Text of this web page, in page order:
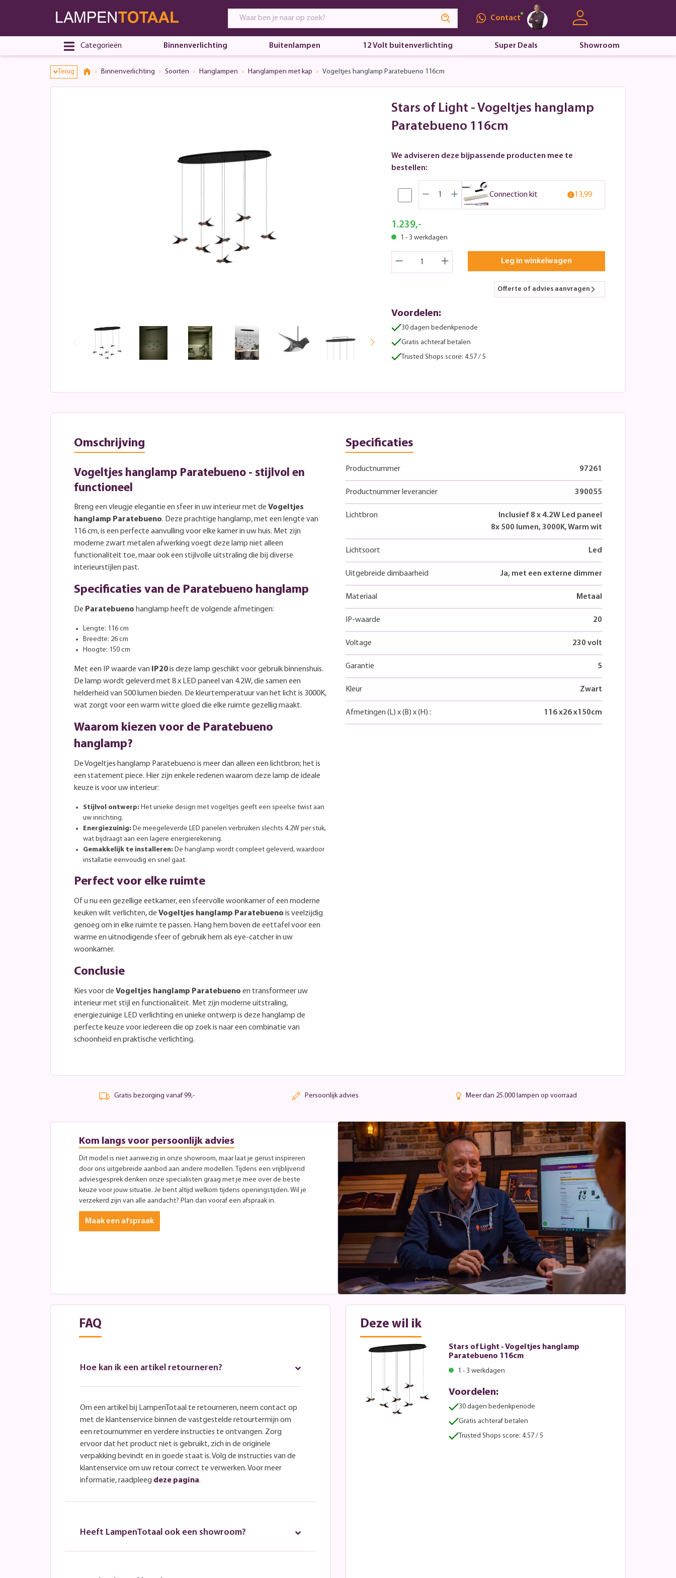
Contact
Categorieën Binnenverlichting Buitenlampen 12 Volt buitenverlichting Super Deals Showroom
Terug Binnenverlichting Soorten Hanglampen Hanglampen met kap Vogeltjes hanglamp Paratebueno 116cm
Stars of Light - Vogeltjes hanglamp
Paratebueno 116cm
We adviseren deze bijpassende producten mee te
bestellen:
Connection kit 13,99
1.239,-
1 - 3 werkdagen
Leg in winkelwagen
Offerte of advies aanvragen
Voordelen:
30 dagen bedenkperiode
Gratis achteraf betalen
Trusted Shops score: 4.57 / 5
Omschrijving
Vogeltjes hanglamp Paratebueno - stijlvol en
functioneel
Breng een vleugje elegantie en sfeer in uw interieur met de Vogeltjes
hanglamp Paratebueno. Deze prachtige hanglamp, met een lengte van
116 cm, is een perfecte aanvulling voor elke kamer in uw huis. Met zijn
moderne zwart metalen afwerking voegt deze lamp niet alleen
functionaliteit toe, maar ook een stijlvolle uitstraling die bij diverse
interieurstijlen past.
Specificaties van de Paratebueno hanglamp
De Paratebueno hanglamp heeft de volgende afmetingen:
Lengte: 116 cm
Breedte: 26 cm
Hoogte: 150 cm
Met een IP waarde van IP20is deze lamp geschikt voor gebruik binnenshuis.
De lamp wordt geleverd met 8 x LED paneel van 4.2W, die samen een
helderheid van 500 lumen bieden. De kleurtemperatuur van het licht is 3000K,
wat zorgt voor een warm witte gloed die elke ruimte gezellig maakt.
Waarom kiezen voor de Paratebueno
hanglamp?
De Vogeltjes hanglamp Paratebueno is meer dan alleen een lichtbron; het is
een statement piece. Hier zijn enkele redenen waarom deze lamp de ideale
keuze is voor uw interieur:
Stijlvol ontwerp: Het unieke design met vogeltjes geeft een speelse twist aan
uw inrichting.
Energiezuinig: De meegeleverde LED panelen verbruiken slechts 4.2W per stuk,
wat bijdraagt aan een lagere energierekening.
Gemakkelijk te installeren: De hanglamp wordt compleet geleverd, waardoor
installatie eenvoudig en snel gaat.
Perfect voor elke ruimte
Of u nu een gezellige eetkamer, een sfeervolle woonkamer of een moderne
keuken wilt verlichten, de Vogeltjes hanglamp Paratebueno is veelzijdig
genoeg om in elke ruimte te passen. Hang hem boven de eettafel voor een
warme en uitnodigende sfeer of gebruik hem als eye-catcher in uw
woonkamer.
Conclusie
Kies voor de Vogeltjes hanglamp Paratebueno en transformeer uw
interieur met stijl en functionaliteit. Met zijn moderne uitstraling,
energiezuinige LED verlichting en unieke ontwerp is deze hanglamp de
perfecte keuze voor iedereen die op zoek is naar een combinatie van
schoonheid en praktische verlichting.
Specificaties
Productnummer 97261
Productnummer leverancier 390055
Lichtbron
Inclusief 8 x 4.2W Led paneel
8x 500 lumen, 3000K, Warm wit
Lichtsoort Led
Uitgebreide dimbaarheid Ja, met een externe dimmer
Materiaal Metaal
IP-waarde 20
Voltage 230 volt
Garantie 5
Kleur Zwart
Afmetingen (L) x(B) x(H) : 116x26x150cm
Gratis bezorging vanaf 99,- Persoonlijk advies Meer dan 25.000 lampen op voorraad
Kom langs voor persoonlijk advies
Dit model is niet aanwezig in onze showroom, maar laat je gerust inspireren
door ons uitgebreide aanbod aan andere modellen. Tijdens een vrijblijvend
adviesgesprek denken onze specialisten graag met je mee over de beste
keuze voor jouw situatie. Je bent altijd welkom tijdens openingstijden. Wil je
verzekerd zijn van alle aandacht? Plan dan vooraf een afspraak in.
Maak een afspraak
FAQ
Hoe kan ik een artikel retourneren?
Om een artikel bij LampenTotaal te retourneren, neem contact op
met de klantenservice binnen de vastgestelde retourtermijn om
een retournummer en verdere instructies te ontvangen. Zorg
ervoor dat het product niet is gebruikt, zich in de originele
verpakking bevindt en in goede staat is. Volg de instructies van de
klantenservice om uw retour correct te verwerken. Voor meer
informatie, raadpleeg deze pagina.
Heeft LampenTotaal ook een showroom?
Deze wil ik
Stars of Light - Vogeltjes hanglamp
Paratebueno 116cm
1 - 3 werkdagen
Voordelen:
30 dagen bedenkperiode
Gratis achteraf betalen
Trusted Shops score: 4.57 / 5